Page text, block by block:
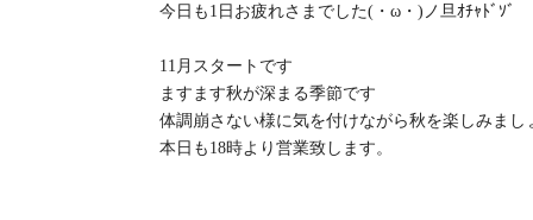
今日も1日お疲れさまでした(・ω・)ノ旦ｵﾁｬﾄﾞｿﾞ
11月スタートです
ますます秋が深まる季節です
体調崩さない様に気を付けながら秋を楽しみまし
本日も18時より営業致します。